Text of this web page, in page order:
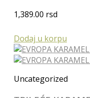
1,389.00 rsd
Dodaj u korpu
Uncategorized